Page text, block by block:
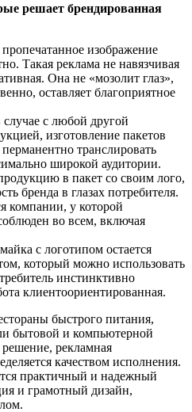
решает брендированная
изображение
Такая реклама не навязчивая
Она не «мозолит глаз»,
оставляет благоприятное
с любой другой
изготовление пакетов
транслировать
широкой аудитории.
в пакет со своим лого,
бренда в глазах потребителя.
компании, у которой
во всем, включая
с логотипом остается
который можно использовать
инстинктивно
клиентоориентированная.
быстрого питания,
бытовой и компьютерной
рекламная
качеством исполнения.
практичный и надежный
и грамотный дизайн,